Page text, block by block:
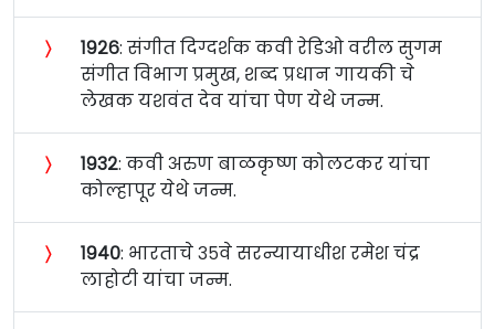
〉 १९२६: संगीत दिग्दर्शक कवी रेडिओ वरील सुगम
संगीत विभाग प्रमुख, शब्द प्रधान गायकी चे
लेखक यशवंत देव यांचा पेण येथे जन्म.
〉 १९३२: कवी अरुण बाळकृष्ण कोलटकर यांचा
कोल्हापूर येथे जन्म.
〉 १९४०: भारताचे ३५वे सरन्यायाधीश रमेश चंद्र
लाहोटी यांचा जन्म.